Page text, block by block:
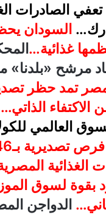
تعفي الصادرات
غذائية…
مرشح
تمد حظر
الاكتفاء الذاتي…
العالمي
الغذائية
بقوة لسوق الموز
الدواجن